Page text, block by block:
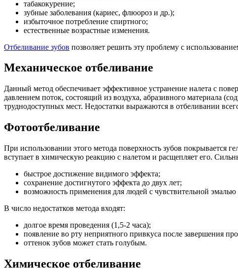
табакокурение;
зубные заболевания (кариес, флюороз и др.);
избыточное потребление спиртного;
естественные возрастные изменения.
Отбеливание зубов позволяет решить эту проблему с
Механическое отбеливание
Данный метод обеспечивает эффективное устранение налета с
давлением поток, состоящий из воздуха, абразивного материала
труднодоступных мест. Недостатки выражаются в отбеливании
Фотоотбеливание
При использовании этого метода поверхность зубов покрывается
вступает в химическую реакцию с налетом и расщепляет его.
быстрое достижение видимого эффекта;
сохранение достигнутого эффекта до двух лет;
возможность применения для людей с чувствительной эмалью
В число недостатков метода входят:
долгое время проведения (1,5-2 часа);
появление во рту неприятного привкуса после завершения
оттенок зубов может стать голубым.
Химическое отбеливание